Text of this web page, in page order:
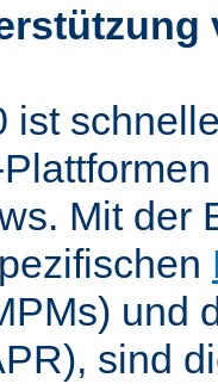
ist
Mit der
und
sind